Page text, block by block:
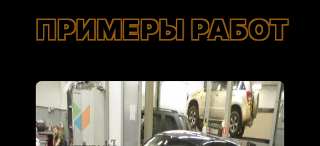
ПРИМЕРЫ РАБОТ